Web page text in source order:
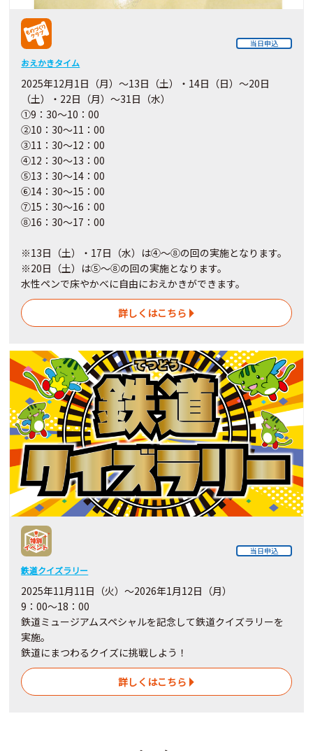
当日申込
おえかきタイム
2025年12月1日（月）～13日（土）・14日（日）～20日
（土）・22日（月）～31日（水）
①9：30～10：00
②10：30～11：00
③11：30～12：00
④12：30～13：00
⑤13：30～14：00
⑥14：30～15：00
⑦15：30～16：00
⑧16：30～17：00
※13日（土）・17日（水）は④～⑧の回の実施となります。
※20日（土）は⑤～⑧の回の実施となります。
水性ペンで床やかべに自由におえかきができます。
詳しくはこちら
当日申込
鉄道クイズラリー
2025年11月11日（火）～2026年1月12日（月）
9：00～18：00
鉄道ミュージアムスペシャルを記念して鉄道クイズラリーを
実施。
鉄道にまつわるクイズに挑戦しよう！
詳しくはこちら